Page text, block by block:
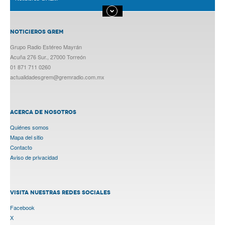
NOTICIEROS GREM
Grupo Radio Estéreo Mayrán
Acuña 276 Sur., 27000 Torreón
01 871 711 0260
actualidadesgrem@gremradio.com.mx
ACERCA DE NOSOTROS
Quiénes somos
Mapa del sitio
Contacto
Aviso de privacidad
VISITA NUESTRAS REDES SOCIALES
Facebook
X